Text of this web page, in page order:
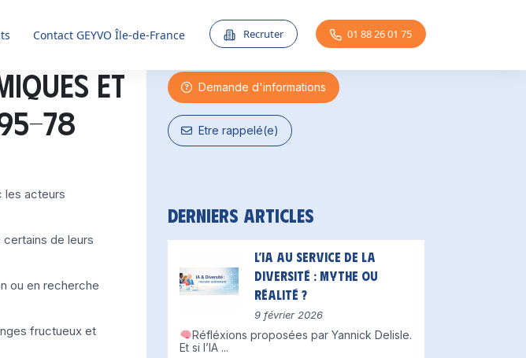
Contact GEYVO Île-de-France Recruter 01 88 26 01 75
et
78
les acteurs
de leurs
ou en recherche
fructueux et
Une question ?
Demande d'informations
Etre rappelé(e)
Derniers articles
L’IA au service de la
diversité : mythe ou
réalité ?
9 février 2026
Réfléxions proposées par Yannick Delisle.
Et si l’IA ...